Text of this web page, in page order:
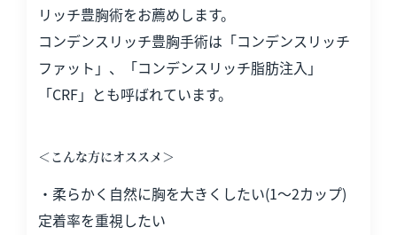
リッチ豊胸術をお薦めします。
コンデンスリッチ豊胸手術は「コンデンスリッチ
ファット」、「コンデンスリッチ脂肪注入」
「CRF」とも呼ばれています。
＜こんな方にオススメ＞
・柔らかく自然に胸を大きくしたい(1〜2カップ)
定着率を重視したい